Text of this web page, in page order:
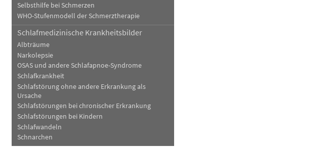
Selbsthilfe bei Schmerzen
WHO-Stufenmodell der Schmerztherapie
Schlafmedizinische Krankheitsbilder
Albträume
Narkolepsie
OSAS und andere Schlafapnoe-Syndrome
Schlafkrankheit
Schlafstörung ohne andere Erkrankung als
Ursache
Schlafstörungen bei chronischer Erkrankung
Schlafstörungen bei Kindern
Schlafwandeln
Schnarchen